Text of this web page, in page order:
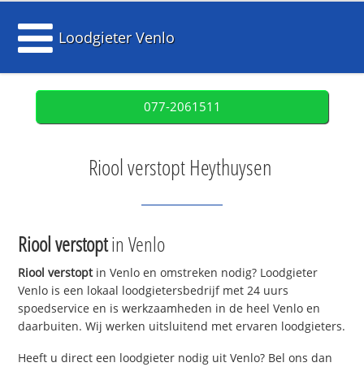
Loodgieter Venlo
077-2061511
Riool verstopt Heythuysen
Riool verstoptin Venlo
Riool verstoptin Venlo en omstreken nodig? Loodgieter
Venlo is een lokaal loodgietersbedrijf met 24 uurs
spoedservice en is werkzaamheden in de heel Venlo en
daarbuiten. Wij werken uitsluitend met ervaren loodgieters.
Heeft u direct een loodgieter nodig uit Venlo? Bel ons dan